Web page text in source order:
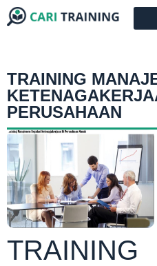
TRAINING
PERUSAHAAN
TRAINING